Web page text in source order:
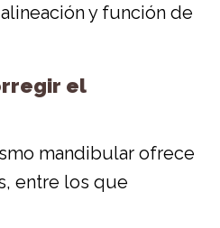
y función de
el
mandibular ofrece
entre los que